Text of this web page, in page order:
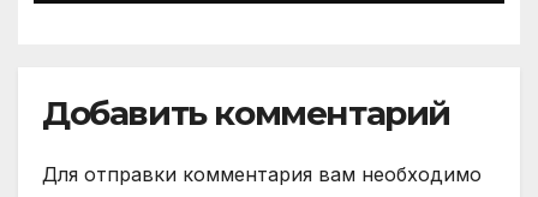
Добавить комментарий
Для отправки комментария вам необходимо